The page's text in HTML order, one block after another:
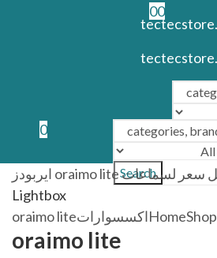
0
0
Search
Search
0
Lightbox
HomeShop اكسسواراتoraimo lite
oraimo lite